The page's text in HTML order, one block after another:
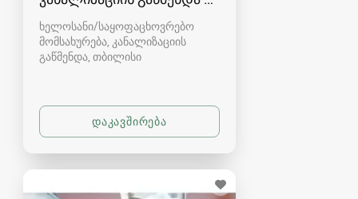
ხელოსანი/საყოფაცხოვრებო
მომსახურება, კანალიზაციის
გაწმენდა თბილისი